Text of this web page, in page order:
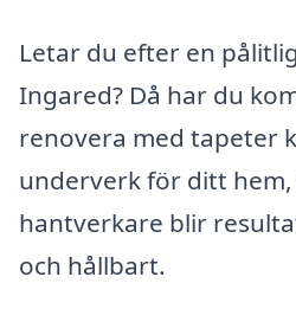
Letar du efter en
Ingared? Då har du
renovera med tapeter
underverk för ditt
hantverkare blir
och hållbart.